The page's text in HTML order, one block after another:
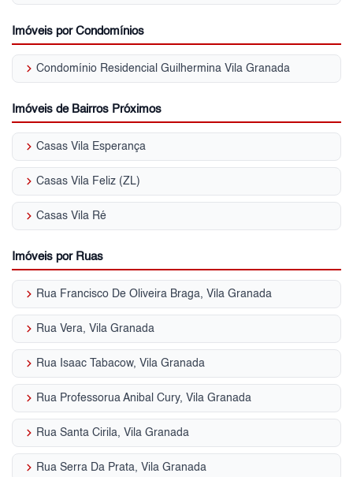
Imóveis por Condomínios
keyboard_arrow_right Condomínio Residencial Guilhermina Vila Granada
Imóveis de Bairros Próximos
keyboard_arrow_right Casas Vila Esperança
keyboard_arrow_right Casas Vila Feliz (ZL)
keyboard_arrow_right Casas Vila Ré
Imóveis por Ruas
keyboard_arrow_right Rua Francisco De Oliveira Braga, Vila Granada
keyboard_arrow_right Rua Vera, Vila Granada
keyboard_arrow_right Rua Isaac Tabacow, Vila Granada
keyboard_arrow_right Rua Professorua Anibal Cury, Vila Granada
keyboard_arrow_right Rua Santa Cirila, Vila Granada
keyboard_arrow_right Rua Serra Da Prata, Vila Granada